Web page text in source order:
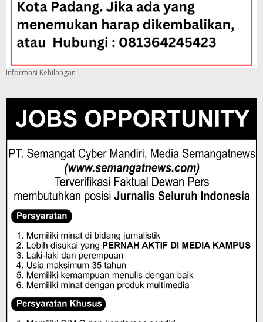
Informasi Kehilangan